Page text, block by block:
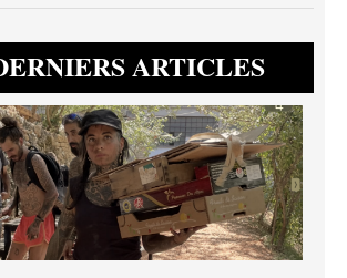
ARTICLES